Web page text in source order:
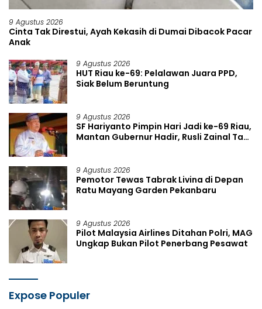
9 Agustus 2026
Cinta Tak Direstui, Ayah Kekasih di Dumai Dibacok Pacar
Anak
9 Agustus 2026
HUT Riau ke-69: Pelalawan Juara PPD,
Siak Belum Beruntung
9 Agustus 2026
SF Hariyanto Pimpin Hari Jadi ke-69 Riau,
Mantan Gubernur Hadir, Rusli Zainal Tak
9 Agustus 2026
Pemotor Tewas Tabrak Livina di Depan
Ratu Mayang Garden Pekanbaru
9 Agustus 2026
Pilot Malaysia Airlines Ditahan Polri, MAG
Ungkap Bukan Pilot Penerbang Pesawat
Expose Populer